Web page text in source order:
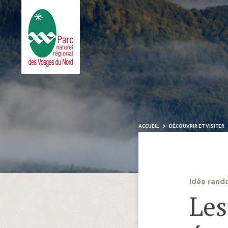
ACCUEIL DÉCOUVRIR ET VISITER
Idée